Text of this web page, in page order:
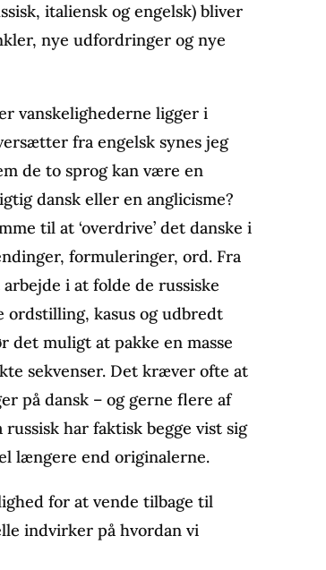
italiensk og engelsk) bliver
nye udfordringer og nye
vanskelighederne ligger i
fra engelsk synes jeg
de to sprog kan være en
dansk eller en anglicisme?
til at ‘overdrive’ det danske i
formuleringer, ord. Fra
i at folde de russiske
kasus og udbredt
det muligt at pakke en masse
sekvenser. Det kræver ofte at
på dansk – og gerne flere af
har faktisk begge vist sig
længere end originalerne.
for at vende tilbage til
indvirker på hvordan vi